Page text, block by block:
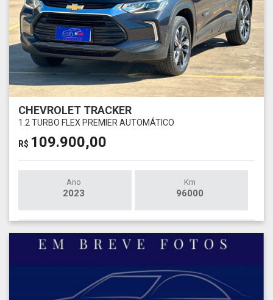
CHEVROLET TRACKER
1.2 TURBO FLEX PREMIER AUTOMÁTICO
R$ 109.900,00
Ano
2023
Km
96000